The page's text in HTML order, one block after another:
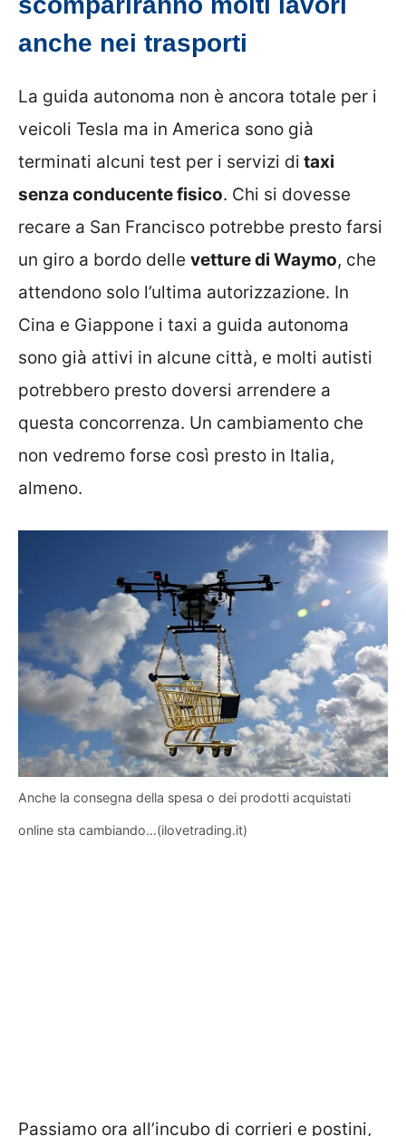
anche nei trasporti
La guida autonoma non è ancora totale per i
veicoli Tesla ma in America sono già
terminati alcuni test per i servizi di taxi
senza conducente fisico. Chi si dovesse
recare a San Francisco potrebbe presto farsi
un giro a bordo delle vetture di Waymo, che
attendono solo l’ultima autorizzazione. In
Cina e Giappone i taxi a guida autonoma
sono già attivi in alcune città, e molti autisti
potrebbero presto doversi arrendere a
questa concorrenza. Un cambiamento che
non vedremo forse così presto in Italia,
almeno.
Anche la consegna della spesa o dei prodotti acquistati
online sta cambiando…(ilovetrading.it)
Passiamo ora all’incubo di corrieri e postini,